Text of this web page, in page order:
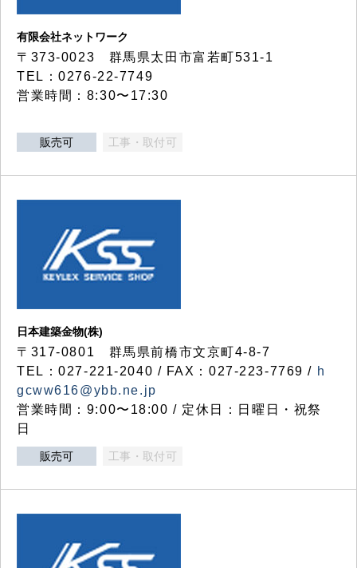
有限会社ネットワーク
〒373-0023 群馬県太田市富若町531-1
TEL：0276-22-7749
営業時間：8:30〜17:30
販売可 工事・取付可
日本建築金物(株)
〒317‐0801 群馬県前橋市文京町4-8-7
TEL：027-221-2040 / FAX：027-223-7769 / h
gcww616@ybb.ne.jp
営業時間：9:00〜18:00 / 定休日：日曜日・祝祭
日
販売可 工事・取付可